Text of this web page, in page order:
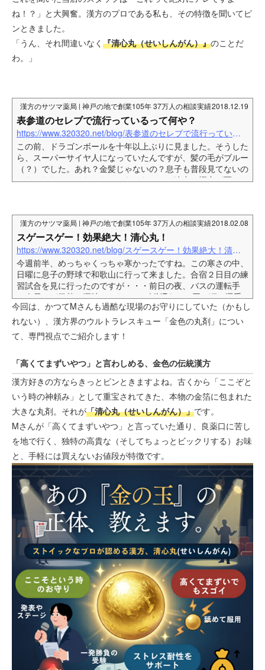
ね！？」と大興奮。漢方のプロである私も、その特徴を聞いてピ
ンときました。
「うん、それ間違いなく 『清心丸（せいしんがん）』のことだ
わ。」
漢方のサツマ薬局 | 神戸の地で創業105年 37万人の相談実績2018.12.19
表参道のセレブで流行っているって何や？
https://www.320320.net/blog/表参道のセレブで流行っているって何や？
この前、ドラゴンボールを十年以上ぶりに見ました。そうした
ら、スーパーサイヤ人になっていたんですが、髪の毛がブルー
（？）でした。あれ？金髪じゃないの？息子も普段見てないの
でわからないし、なんだかモヤモヤ。で、途中で悟空が死にそ
↓↓↓ この商品、「どんだけ～！」ってぐらい元気になれま
す。 IKKOさんのおっしゃる通り！IKKOさんは、表参道のセ
レブで流行っていると言ってましたが、神戸の宇治川でも人...
漢方のサツマ薬局 | 神戸の地で創業105年 37万人の相談実績2018.02.08
スゲースゲー！効果絶大！清心丸！
https://www.320320.net/blog/スゲースゲー！効果絶大！清心丸！
今週前半、めっちゃくっちゃ寒かったですね。この寒さの中、
日曜に息子の野球で和歌山に行って来ました。合宿２日目の練
習試合を見に行ったのですが・・・前日の夜、バスの運転手
（会長）が発熱＆嘔吐したらしいとLINEあり。同じ頃、選手1
名39度の発熱でダウン。（父親が行っていたので看病は父
親）合宿所では、テンヤワンヤだったらしい。で、帰りのバス
の運転手の控えがおらず、指導者が全力で大型バスの運転でき
る人を探して、連絡を取りまくった結果、バスの運転手１名確
指...
今回は、かつてMさんも過酷な現場のお守りにしていた（かもし
れない）、漢方界のウルトラレスキュー「金色の丸剤」につい
て、専門視点でご紹介します！
「高くてまずいやつ」と言わしめる、金色の伝統漢方
漢方好きの方ならきっとピンときますよね。古くから「ここぞと
いう時の神頼み」として重宝されてきた、本物の金箔に包まれた
大きな丸剤。それが「清心丸（せいしんがん）」です。
Mさんが「高くてまずいやつ」と言っていた通り、良薬口に苦し
を地で行く、独特の高貴な（そしてちょっとビックリする）お味
と、手軽には買えないお値段が特徴です。